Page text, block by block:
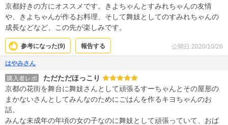
京都好きの方にオススメです。きよちゃんとすみれちゃんの友情
や、きよちゃんが作るお料理、そして舞妓としてのすみれちゃんの
成長などなど、この先が楽しみです。
公開日:2020/10/26
参考になった(9) 報告する
はやみさん
購入者レポ
ただただほっこり
京都の花街を舞台に舞妓さんとして頑張るすーちゃんとその屋形の
まかないさんとしてみんなのためにごはんを作るキヨちゃんのお
話。
みんな未成年の年頃の女の子なのに舞妓として頑張っていて、おば